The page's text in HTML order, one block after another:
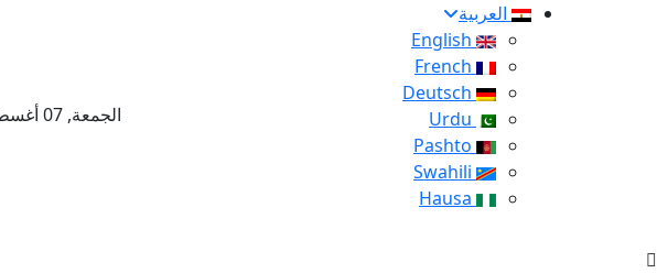
العربية
الجمعة, 07 أغسطس 2026 – 24 صفر 1448 هـ